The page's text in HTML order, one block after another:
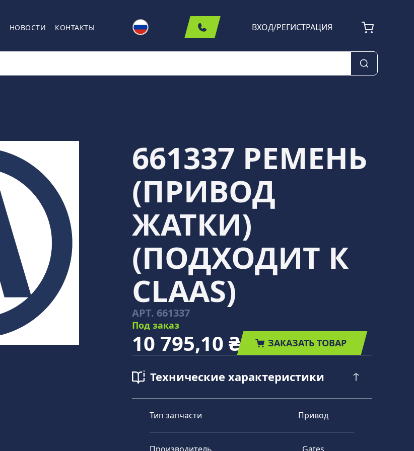
НОВОСТИ КОНТАКТЫ ВХОД/РЕГИСТРАЦИЯ
661337 РЕМЕНЬ
(ПРИВОД
ЖАТКИ)
(ПОДХОДИТ К
CLAAS)
АРТ. 661337
Под заказ
10 795,10 ₴ ЗАКАЗАТЬ ТОВАР
Технические характеристики
Тип запчасти Привод